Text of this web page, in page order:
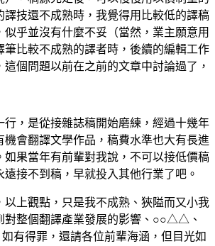
譯技還不成熟時，我覺得用比較低的譯稿
似乎並沒有什麼不妥（當然，業主願意用
筆比較不成熟的譯者時，後續的編輯工作
個問題以前在之前的文章中討論過了，
行，是從接雜誌稿開始磨練，經過十幾年
機會翻譯文學作品，稿費水準也大有長進
如果當年有前輩對我說，不可以接低價稿
接不到稿，早就投入其他行業了吧。
以上觀點，只是我不成熟、狹隘而又小我
對整個翻譯產業發展的影響、○○△△、
得罪，還請各位前輩海涵，但目光如